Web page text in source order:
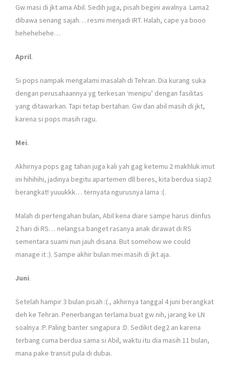
Gw masi di jkt ama Abil. Sedih juga, pisah begini awalnya. Lama2
dibawa senang sajah… resmi menjadi IRT. Halah, cape ya booo
hehehehehe…
April.
Si pops nampak mengalami masalah di Tehran. Dia kurang suka
dengan perusahaannya yg terkesan ‘menipu’ dengan fasilitas
yang ditawarkan. Tapi tetap bertahan. Gw dan abil masih di jkt,
karena si pops masih ragu.
Mei.
Akhirnya pops gag tahan juga kali yah gag ketemu 2 makhluk imut
ini hihihihi, jadinya begitu apartemen dll beres, kita berdua siap2
berangkat! yuuukkk… ternyata ngurusnya lama :(.
Malah di pertengahan bulan, Abil kena diare sampe harus diinfus
2 hari di RS… nelangsa banget rasanya anak dirawat di RS
sementara suami nun jauh disana. But somehow we could
manage it :). Sampe akhir bulan mei masih di jkt aja.
Juni.
Setelah hampir 3 bulan pisah :(., akhirnya tanggal 4 juni berangkat
deh ke Tehran. Penerbangan terlama buat gw nih, jarang ke LN
soalnya :P. Paling banter singapura :D. Sedikit deg2 an karena
terbang cuma berdua sama si Abil, waktu itu dia masih 11 bulan,
mana pake transit pula di dubai.